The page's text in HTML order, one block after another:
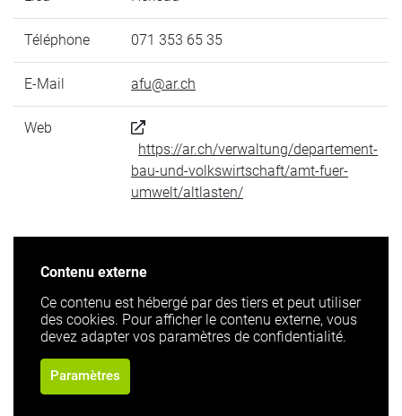
Téléphone 071 353 65 35
E-Mail afu@ar.ch
Web
https://ar.ch/verwaltung/departement-
bau-und-volkswirtschaft/amt-fuer-
umwelt/altlasten/
Contenu externe
Ce contenu est hébergé par des tiers et peut utiliser
des cookies. Pour afficher le contenu externe, vous
devez adapter vos paramètres de confidentialité.
Paramètres